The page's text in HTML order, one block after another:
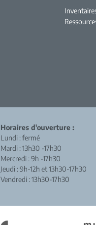
Horaires d'ouverture :
Lundi : fermé
Mardi : 13h30 -17h30
Mercredi : 9h -17h30
Jeudi : 9h-12h et 13h30-17h30
Vendredi : 13h30-17h30